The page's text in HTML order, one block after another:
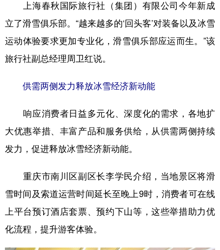
上海春秋国际旅行社（集团）有限公司今年新成
立了滑雪俱乐部。“越来越多的‘回头客’对装备以及冰雪
运动体验要求更加专业化，滑雪俱乐部应运而生。”该
旅行社副总经理周卫红说。
供需两侧发力释放冰雪经济新动能
响应消费者日益多元化、深度化的需求，各地扩
大优惠举措、丰富产品和服务供给，从供需两侧持续
发力，促进释放冰雪经济新动能。
重庆市南川区副区长李学民介绍，当地景区将滑
雪时间及索道运营时间延长至晚上9时，消费者可在线
上平台预订酒店套票、预约下山等，这些举措助力优
化流程，提升游客体验。